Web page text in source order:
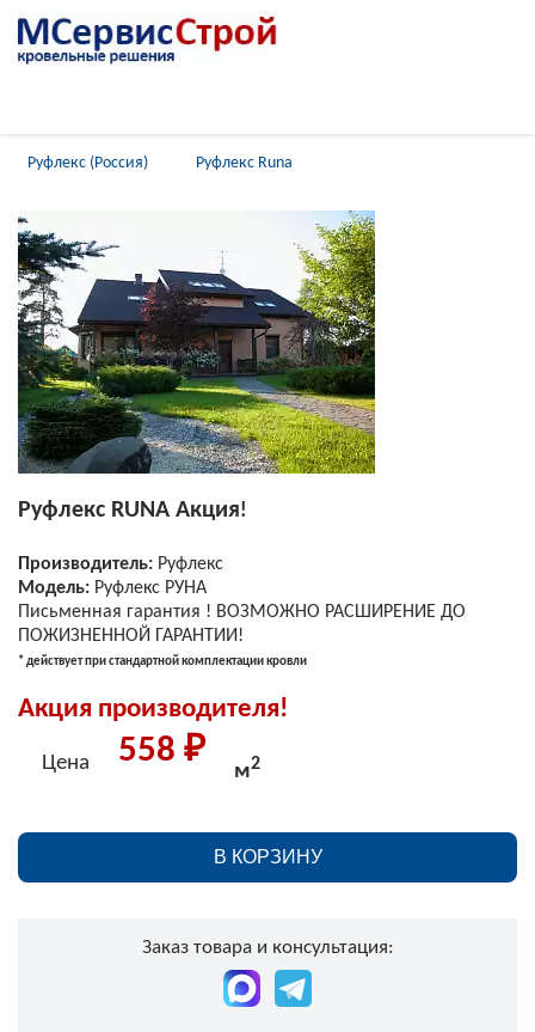
Руфлекс (Россия) Руфлекс Runa
Руфлекс RUNA Акция!
Производитель: Руфлекс
Модель: Руфлекс РУНА
Письменная гарантия ! ВОЗМОЖНО РАСШИРЕНИЕ ДО
ПОЖИЗНЕННОЙ ГАРАНТИИ!
* действует при стандартной комплектации кровли
Акция производителя!
Цена 558 ₽
м2
В КОРЗИНУ
Заказ товара и консультация: